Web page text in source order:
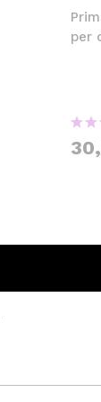
per